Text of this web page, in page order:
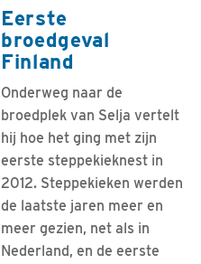
Eerste
broedgeval
Finland
Onderweg naar de
broedplek van Selja vertelt
hij hoe het ging met zijn
eerste steppekieknest in
2012. Steppekieken werden
de laatste jaren meer en
meer gezien, net als in
Nederland, en de eerste